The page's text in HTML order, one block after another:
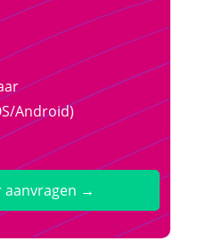
Android)
aanvragen →